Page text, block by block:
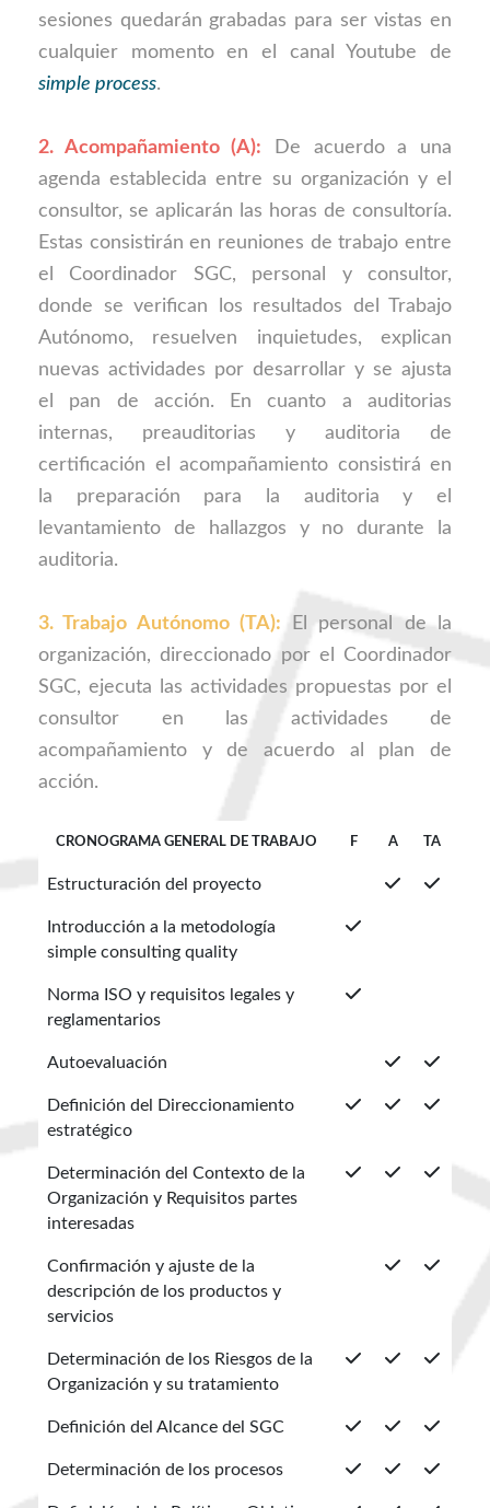
sesiones quedarán grabadas para ser vistas en
cualquier momento en el canal Youtube de
simple process.
2. Acompañamiento (A): De acuerdo a una
agenda establecida entre su organización y el
consultor, se aplicarán las horas de consultoría.
Estas consistirán en reuniones de trabajo entre
el Coordinador SGC, personal y consultor,
donde se verifican los resultados del Trabajo
Autónomo, resuelven inquietudes, explican
nuevas actividades por desarrollar y se ajusta
el pan de acción. En cuanto a auditorias
internas, preauditorias y auditoria de
certificación el acompañamiento consistirá en
la preparación para la auditoria y el
levantamiento de hallazgos y no durante la
auditoria.
3. Trabajo Autónomo (TA): El personal de la
organización, direccionado por el Coordinador
SGC, ejecuta las actividades propuestas por el
consultor en las actividades de
acompañamiento y de acuerdo al plan de
acción.
CRONOGRAMA GENERAL DE TRABAJO F A TA
Estructuración del proyecto
Introducción a la metodología
simple consulting quality
Norma ISO y requisitos legales y
reglamentarios
Autoevaluación
Definición del Direccionamiento
estratégico
Determinación del Contexto de la
Organización y Requisitos partes
interesadas
Confirmación y ajuste de la
descripción de los productos y
servicios
Determinación de los Riesgos de la
Organización y su tratamiento
Definición del Alcance del SGC
Determinación de los procesos